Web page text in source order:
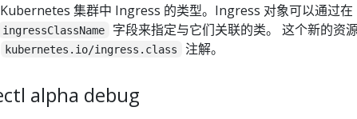
集群中 Ingress 的类型。Ingress 对象可以通过在
ingressClassName
字段来指定与它们关联的类。 这个新的资
kubernetes.io/ingress.class 注解。
alpha debug